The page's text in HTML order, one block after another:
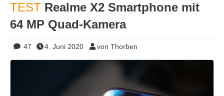
TEST Realme X2 Smartphone mit
64 MP Quad-Kamera
47 4. Juni 2020 von Thorben